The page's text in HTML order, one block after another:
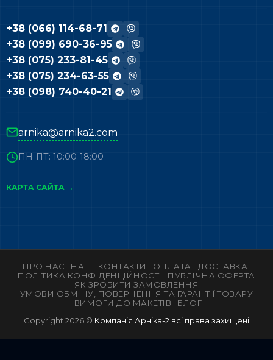
+38 (066) 114-68-71
+38 (099) 690-36-95
+38 (075) 233-81-45
+38 (075) 234-63-55
+38 (098) 740-40-21
arnika@arnika2.com
ПН-ПТ: 10:00-18:00
КАРТА САЙТА →
ПРО НАС НАШІ КОНТАКТИ
ОПЛАТА І ДОСТАВКА
ПОЛІТИКА КОНФІДЕНЦІЙНОСТІ
ПУБЛІЧНА ОФЕРТА
ЯК ЗРОБИТИ ЗАМОВЛЕННЯ
УМОВИ ОБМІНУ, ПОВЕРНЕННЯ ТА ГАРАНТІЇ ТОВАРУ
ВИМОГИ ДО МАКЕТІВ
БЛОГ
Copyright 2026 © Компанія Арніка-2 всі права захищені